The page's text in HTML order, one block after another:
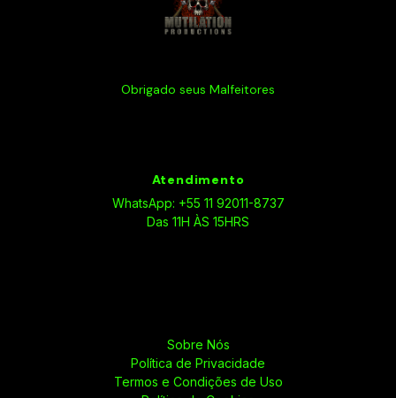
Obrigado seus Malfeitores
Atendimento
WhatsApp: +55 11 92011-8737
Das 11H ÀS 15HRS
Sobre Nós
Política de Privacidade
Termos e Condições de Uso